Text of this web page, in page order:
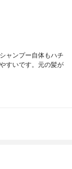
ャンプー自体もハチ
すいです。元の髪が